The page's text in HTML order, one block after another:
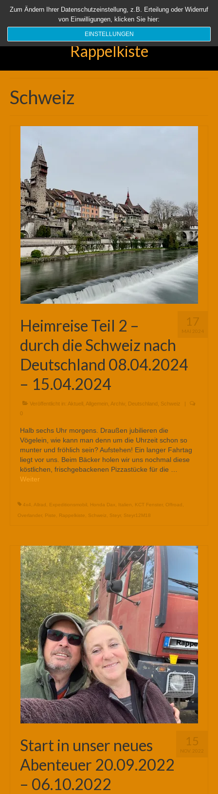
Startseite Aktuell Über uns Unsere Rappelkiste Länder
Suchen
Rappelkiste
Schweiz
17
MAI 2024
Heimreise Teil 2 –
durch die Schweiz nach
Deutschland 08.04.2024
– 15.04.2024
Veröffentlicht in: Aktuell Allgemein Archiv Deutschland Schweiz
|
0
Halb sechs Uhr morgens. Draußen jubilieren die
Vögelein, wie kann man denn um die Uhrzeit schon so
munter und fröhlich sein? Aufstehen! Ein langer Fahrtag
liegt vor uns. Beim Bäcker holen wir uns nochmal diese
köstlichen, frischgebackenen Pizzastücke für die …
Weiter
4x4 Allrad Expeditionsmobil Honda Dax Italien KCT Fenster, Offroad
Overlander, Piste Rappelkiste Schweiz Steyr, Steyr12M18
15
NOV. 2022
Start in unser neues
Abenteuer 20.09.2022
– 06.10.2022
Zum Ändern Ihrer Datenschutzeinstellung, z.B. Erteilung oder Widerruf
von Einwilligungen, klicken Sie hier:
EINSTELLUNGEN